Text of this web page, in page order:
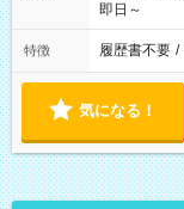
即日～
特徴 履歴書不要 /
気になる！